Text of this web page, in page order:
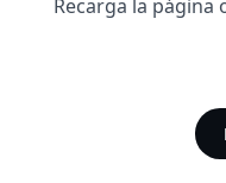
Recarga la